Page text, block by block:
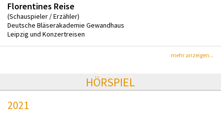
Florentines Reise
(Schauspieler / Erzähler)
Deutsche Bläserakademie Gewandhaus
Leipzig und Konzertreisen
mehr anzeigen...
HÖRSPIEL
2021